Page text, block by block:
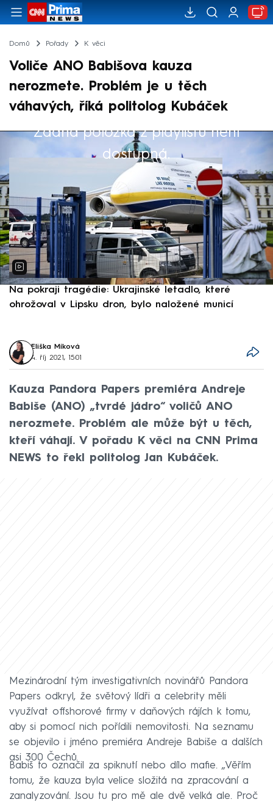
Domů Pořady K věci
Voliče ANO Babišova kauza
nerozmete. Problém je u těch
váhavých, říká politolog Kubáček
Žádná položka z playlistu není
dostupná.
Výběr redakce
Na pokraji tragédie: Ukrajinské letadlo, které
ohrožoval v Lipsku dron, bylo naložené municí
Eliška Míková
4. říj 2021, 15:01
Kauza Pandora Papers premiéra Andreje
Babiše (ANO) „tvrdé jádro“ voličů ANO
nerozmete. Problém ale může být u těch,
kteří váhají. V pořadu K věci na CNN Prima
NEWS to řekl politolog Jan Kubáček.
Mezinárodní tým investigativních novinářů Pandora
Papers odkryl, že světový lídři a celebrity měli
využívat offshorové firmy v daňových rájích k tomu,
aby si pomocí nich pořídili nemovitosti. Na seznamu
se objevilo i jméno premiéra Andreje Babiše a dalších
asi 300 Čechů.
Babiš to označil za spiknutí nebo dílo mafie. „Věřím
tomu, že kauza byla velice složitá na zpracování a
zanalyzování. Jsou tu pro mě ale dvě velká ale. Proč